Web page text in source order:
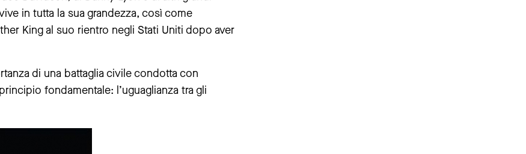
in tutta la sua grandezza, così come
King al suo rientro negli Stati Uniti dopo aver
di una battaglia civile condotta con
fondamentale: l’uguaglianza tra gli